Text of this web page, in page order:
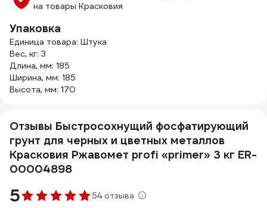
на товары Красковия
Упаковка
Единица товара: Штука
Вес, кг: 3
Длина, мм: 185
Ширина, мм: 185
Высота, мм: 170
Отзывы Быстросохнущий фосфатирующий
грунт для черных и цветных металлов
Красковия Ржавомет profi «primer» 3 кг ER-
00004898
5 54 отзыва